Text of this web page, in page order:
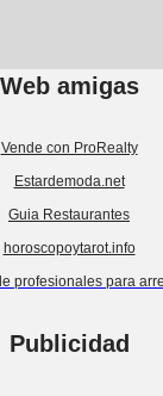
Web amigas
Vende con ProRealty
Estardemoda.net
Guia Restaurantes
horoscopoytarot.info
profesionales para
Publicidad